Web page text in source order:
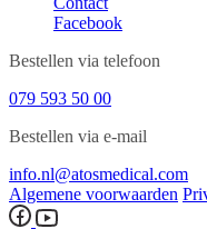
Facebook
Bestellen via telefoon
079 593 50 00
Bestellen via e-mail
info.nl@atosmedical.com
Algemene voorwaarden